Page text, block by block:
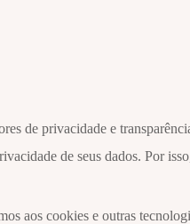
de privacidade e
de seus dados. Por
aos cookies e outras